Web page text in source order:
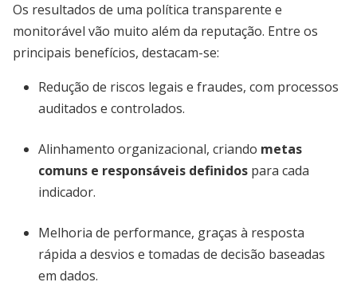
Os resultados de uma política transparente e
monitorável vão muito além da reputação. Entre os
principais benefícios, destacam-se:
Redução de riscos legais e fraudes, com processos
auditados e controlados.
Alinhamento organizacional, criando metas
comuns e responsáveis definidos para cada
indicador.
Melhoria de performance, graças à resposta
rápida a desvios e tomadas de decisão baseadas
em dados.